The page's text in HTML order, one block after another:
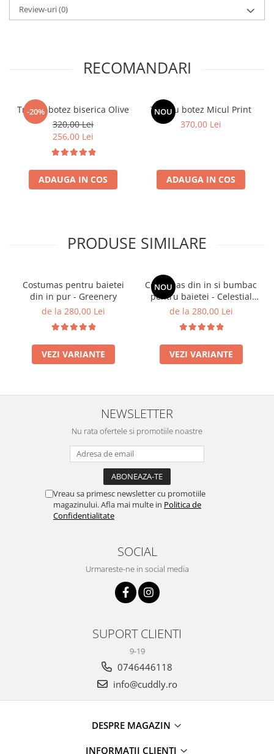
Review-uri(0)
RECOMANDARI
-20%
Trusou botez biserica Olive
320,00 Lei
256,00 Lei
ADAUGA IN COS
NOU
Trusou botez Micul Print
370,00 Lei
ADAUGA IN COS
PRODUSE SIMILARE
Costumas pentru baietei
din in pur - Greenery
de la 280,00 Lei
VEZI VARIANTE
NOU
Costumas din in si bumbac
pentru baietei - Celestial
Blue
de la 280,00 Lei
VEZI VARIANTE
NEWSLETTER
Nu rata ofertele si promotiile noastre
Vreau sa primesc newsletter cu promotiile
magazinului. Afla mai multe in Politica de
Confidentialitate
SOCIAL
Urmareste-ne in social media
SUPORT CLIENTI
9-19
0746446118
info@cuddly.ro
DESPRE MAGAZIN
INFORMATII CLIENTI